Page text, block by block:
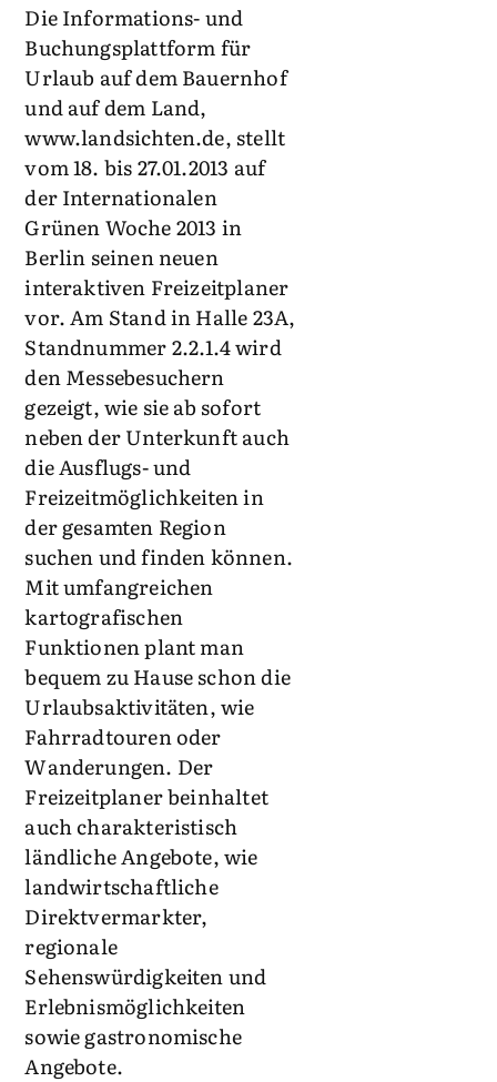
Die Informations- und
Buchungsplattform für
Urlaub auf dem Bauernhof
und auf dem Land,
www.landsichten.de, stellt
vom 18. bis 27.01.2013 auf
der Internationalen
Grünen Woche 2013 in
Berlin seinen neuen
interaktiven Freizeitplaner
vor. Am Stand in Halle 23A,
Standnummer 2.2.1.4 wird
den Messebesuchern
gezeigt, wie sie ab sofort
neben der Unterkunft auch
die Ausflugs- und
Freizeitmöglichkeiten in
der gesamten Region
suchen und finden können.
Mit umfangreichen
kartografischen
Funktionen plant man
bequem zu Hause schon die
Urlaubsaktivitäten, wie
Fahrradtouren oder
Wanderungen. Der
Freizeitplaner beinhaltet
auch charakteristisch
ländliche Angebote, wie
landwirtschaftliche
Direktvermarkter,
regionale
Sehenswürdigkeiten und
Erlebnismöglichkeiten
sowie gastronomische
Angebote.